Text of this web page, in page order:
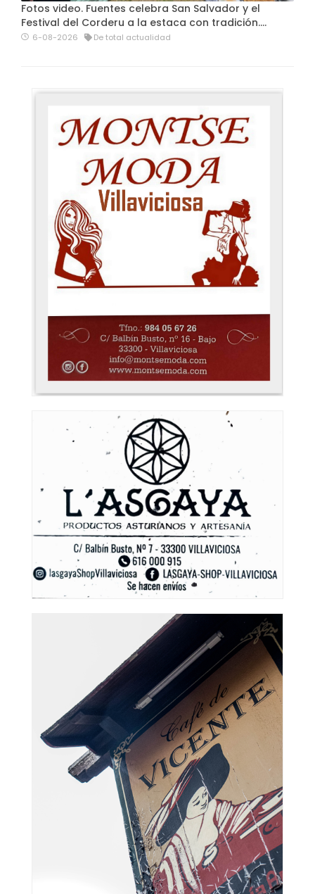
Fotos video. Fuentes celebra San Salvador y el
Festival del Corderu a la estaca con tradición....
6-08-2026 De total actualidad